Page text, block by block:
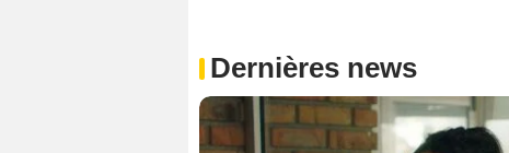
Dernières news